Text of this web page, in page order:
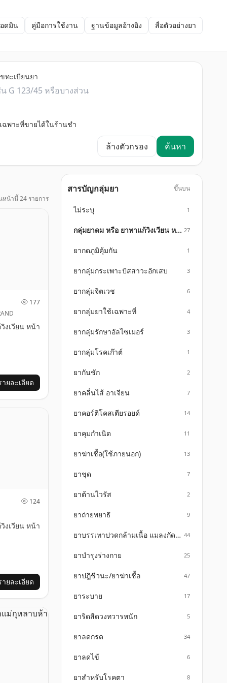
ดมิน คู่มือการใช้งาน ฐานข้อมูลอ้างอิง สื่อตัวอย่างยา
ทะเบียนยา
เฉพาะที่ขายได้ในร้านชำ
ล้างตัวกรอง ค้นหา
หน้านี้ 24 รายการ
177
งเวียน หน้า
ายละเอียด
124
งเวียน หน้า
ายละเอียด
สารบัญกลุ่มยา ขึ้นบน
ไม่ระบุ 1
กลุ่มยาดม หรือ ยาทาแก้วิงเวียน หน้ามืด คัดจมูก 27
ยากดภูมิคุ้มกัน 1
ยากลุ่มกระเพาะปัสสาวะอักเสบ 3
ยากลุ่มจิตเวช 6
ยากลุ่มยาใช้เฉพาะที่ 4
ยากลุ่มรักษาอัลไซเมอร์ 3
ยากลุ่มโรคเก๊าต์ 1
ยากันชัก 2
ยาคลื่นไส้ อาเจียน 7
ยาคอร์ติโคสเตียรอยด์ 14
ยาคุมกำเนิด 11
ยาฆ่าเชื้อ(ใช้ภายนอก) 13
ยาชุด 7
ยาต้านไวรัส 2
ยาถ่ายพยาธิ 9
ยาบรรเทาปวดกล้ามเนื้อ แมลงกัดต่อย 44
ยาบำรุงร่างกาย 25
ยาปฎิชีวนะ/ยาฆ่าเชื้อ 47
ยาระบาย 17
ยาริดสีดวงทวารหนัก 5
ยาลดกรด 34
ยาลดไข้ 6
ยาสำหรับโรคตา 8